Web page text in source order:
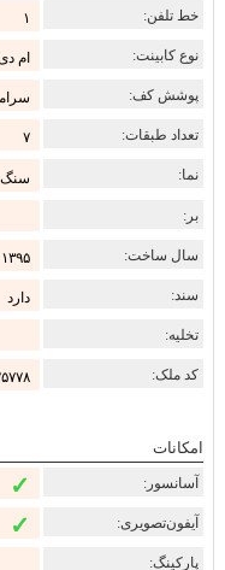
خط تلفن: ۱
نوع کابینت: ام
پوشش کف:
تعداد طبقات: ۷
نما: سنگ
بر:
سال ساخت: ۱۳۹۵
سند: دارد
تخلیه:
کد ملک:
امکانات
آسانسور: ✓
آیفون‌تصویری: ✓
پارکینگ: